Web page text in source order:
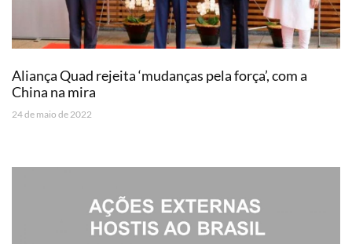
Aliança Quad rejeita ‘mudanças pela força’, com a
China na mira
24 de maio de 2022